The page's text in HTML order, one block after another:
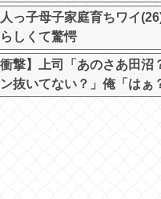
っ子母子家庭育ちワイ
しくて驚愕
衝撃】上司「あのさあ田沼
ン抜いてない？」俺「はぁ